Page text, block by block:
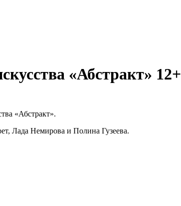
«Абстракт» 12+
«Абстракт».
Лада Немирова и Полина Гузеева.